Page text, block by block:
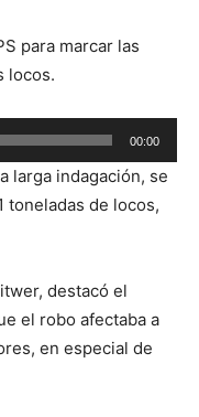
para marcar las
locos.
00:00
larga indagación, se
toneladas de locos,
destacó el
el robo afectaba a
en especial de